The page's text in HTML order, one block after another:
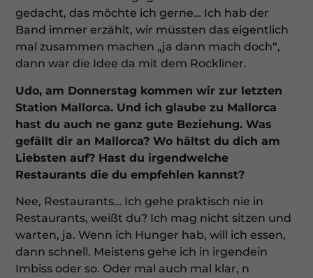
gedacht, das möchte ich gerne… Ich hab der
Band immer erzählt, wir müssten das eigentlich
mal zusammen machen „ja dann mach doch“,
dann war die Idee da mit dem Rockliner.
Udo, am Donnerstag kommen wir zur letzten
Station Mallorca. Und ich glaube zu Mallorca
hast du auch ne ganz gute Beziehung. Was
gefällt dir an Mallorca? Wo hältst du dich am
Liebsten auf? Hast du irgendwelche
Restaurants die du empfehlen kannst?
Nee, Restaurants… Ich gehe praktisch nie in
Restaurants, weißt du? Ich mag nicht sitzen und
warten, ja. Wenn ich Hunger hab, will ich essen,
dann schnell. Meistens gehe ich in irgendein
Imbiss oder so. Oder mal auch mal klar, n